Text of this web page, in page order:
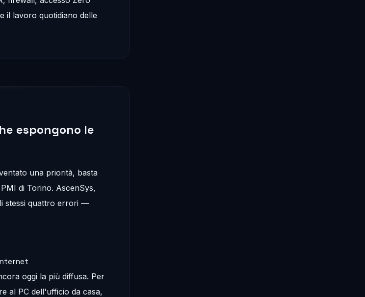
il lavoro quotidiano delle
espongono le
una priorità, basta
di Torino. AscenSys,
stessi quattro errori —
oggi la più diffusa. Per
al PC dell'ufficio da casa,